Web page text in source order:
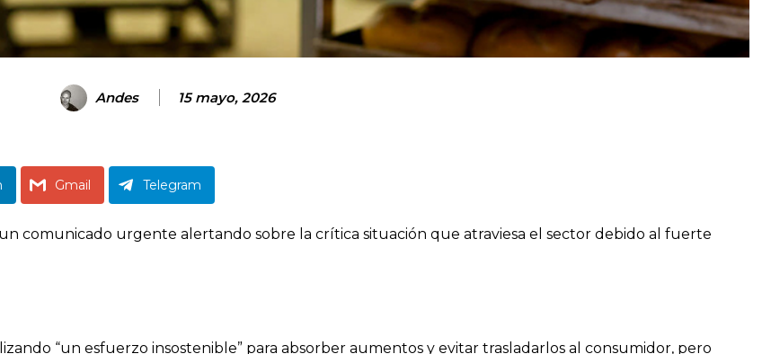
Andes 15 mayo, 2026
Gmail Telegram
comunicado urgente alertando sobre la crítica situación que atraviesa el sector debido al fuerte
“un esfuerzo insostenible” para absorber aumentos y evitar trasladarlos al consumidor, pero